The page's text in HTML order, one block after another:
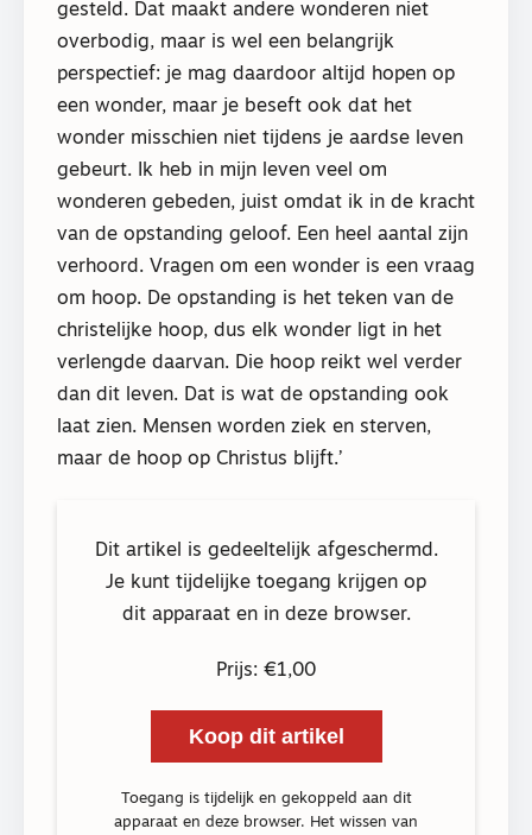
gesteld. Dat maakt andere wonderen niet
overbodig, maar is wel een belangrijk
perspectief: je mag daardoor altijd hopen op
een wonder, maar je beseft ook dat het
wonder misschien niet tijdens je aardse leven
gebeurt. Ik heb in mijn leven veel om
wonderen gebeden, juist omdat ik in de kracht
van de opstanding geloof. Een heel aantal zijn
verhoord. Vragen om een wonder is een vraag
om hoop. De opstanding is het teken van de
christelijke hoop, dus elk wonder ligt in het
verlengde daarvan. Die hoop reikt wel verder
dan dit leven. Dat is wat de opstanding ook
laat zien. Mensen worden ziek en sterven,
maar de hoop op Christus blijft.’
Dit artikel is gedeeltelijk afgeschermd.
Je kunt tijdelijke toegang krijgen op
dit apparaat en in deze browser.
Prijs: €1,00
Koop dit artikel
Toegang is tijdelijk en gekoppeld aan dit
apparaat en deze browser. Het wissen van